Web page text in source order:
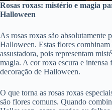
Rosas roxas: mistério e magia
Halloween
As rosas roxas são absolutamente
Halloween. Estas flores combinam
assustadora, pois representam
magia. A cor roxa escura e intensa
decoração de Halloween.
O que torna as rosas roxas
são flores comuns. Quando